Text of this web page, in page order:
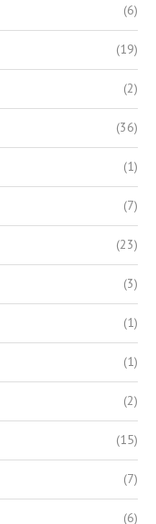
(6)
(19)
(2)
(36)
(1)
(7)
(23)
(3)
(1)
(1)
(2)
(15)
(7)
(6)